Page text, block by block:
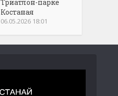
Триатлон-парке
Костаная
06.05.2026 18:01